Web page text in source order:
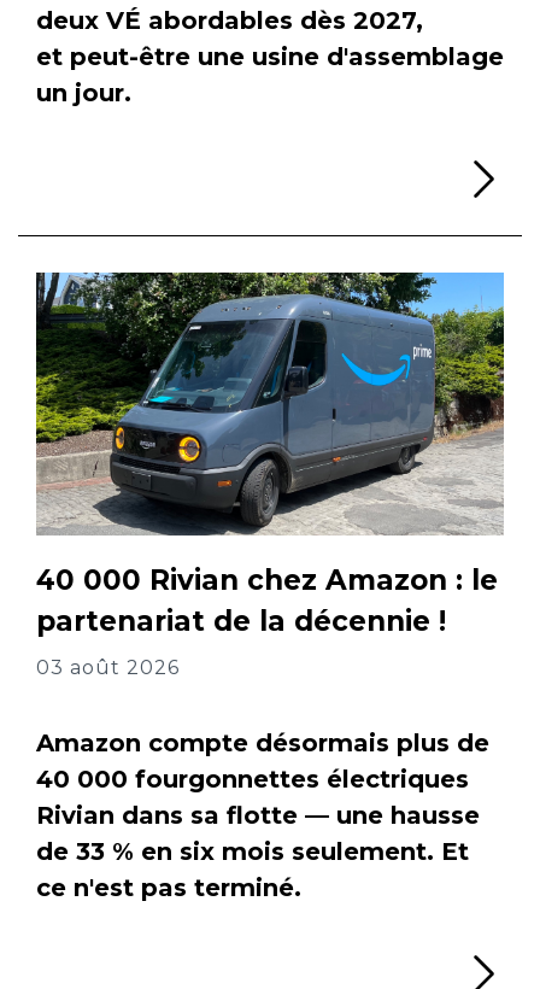
deux VÉ abordables dès 2027,
et peut-être une usine d'assemblage
un jour.
40 000 Rivian chez Amazon : le
partenariat de la décennie !
03 août 2026
Amazon compte désormais plus de
40 000 fourgonnettes électriques
Rivian dans sa flotte — une hausse
de 33 % en six mois seulement. Et
ce n'est pas terminé.